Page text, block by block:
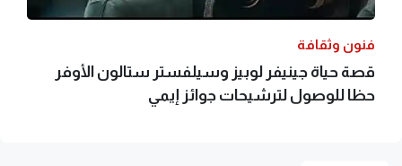
فنون وثقافة
قصة حياة جينيفر لوبيز وسيلفستر ستالون الأوفر
حظا للوصول لترشيحات جوائز إيمي